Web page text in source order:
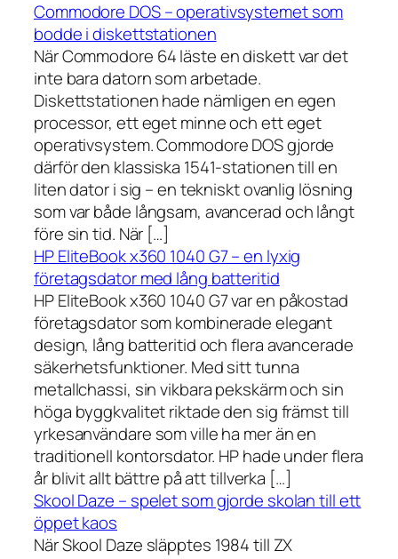
Commodore DOS – operativsystemet som
bodde i diskettstationen
När Commodore 64 läste en diskett var det
inte bara datorn som arbetade.
Diskettstationen hade nämligen en egen
processor, ett eget minne och ett eget
operativsystem. Commodore DOS gjorde
därför den klassiska 1541-stationen till en
liten dator i sig – en tekniskt ovanlig lösning
som var både långsam, avancerad och långt
före sin tid. När […]
HP EliteBook x360 1040 G7 – en lyxig
företagsdator med lång batteritid
HP EliteBook x360 1040 G7 var en påkostad
företagsdator som kombinerade elegant
design, lång batteritid och flera avancerade
säkerhetsfunktioner. Med sitt tunna
metallchassi, sin vikbara pekskärm och sin
höga byggkvalitet riktade den sig främst till
yrkesanvändare som ville ha mer än en
traditionell kontorsdator. HP hade under flera
år blivit allt bättre på att tillverka […]
Skool Daze – spelet som gjorde skolan till ett
öppet kaos
När Skool Daze släpptes 1984 till ZX